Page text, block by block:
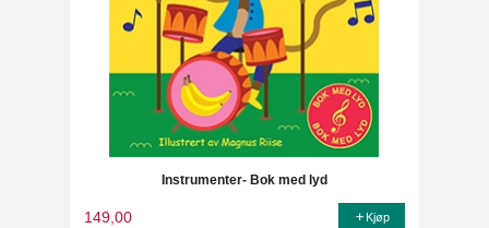
Instrumenter- Bok med lyd
149,00 Kjøp